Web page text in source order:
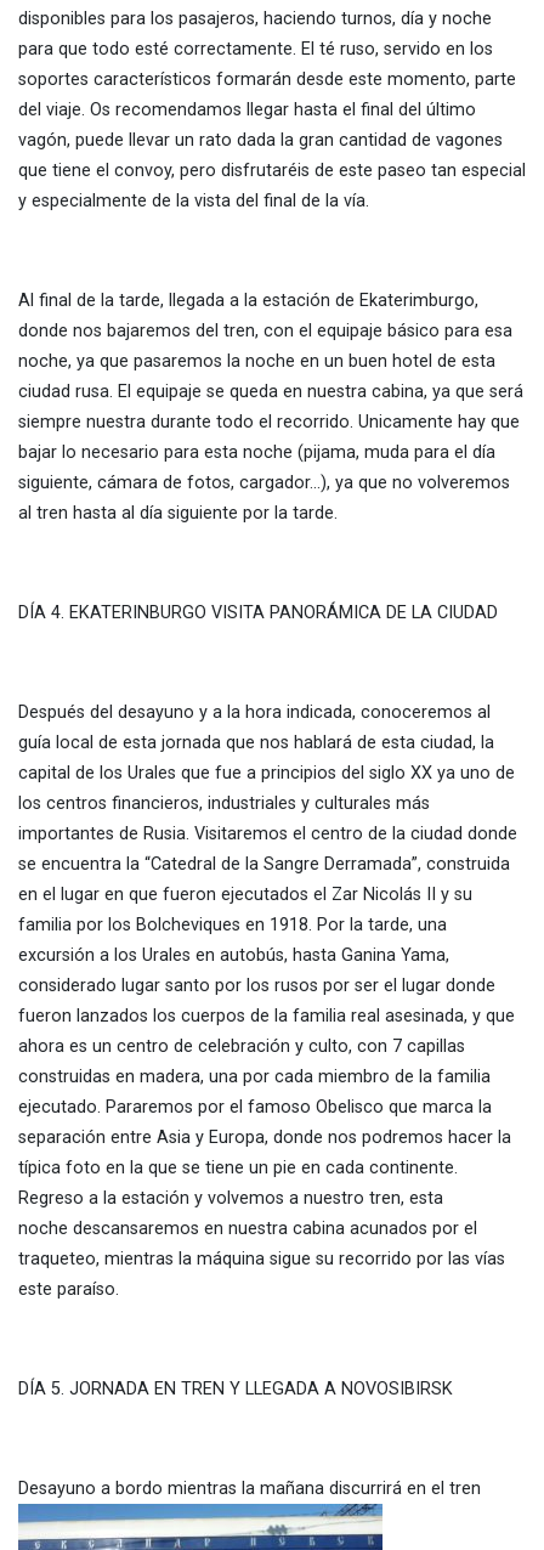
disponibles para los pasajeros, haciendo turnos, día y noche
para que todo esté correctamente. El té ruso, servido en los
soportes característicos formarán desde este momento, parte
del viaje. Os recomendamos llegar hasta el final del último
vagón, puede llevar un rato dada la gran cantidad de vagones
que tiene el convoy, pero disfrutaréis de este paseo tan especial
y especialmente de la vista del final de la vía.
Al final de la tarde, llegada a la estación de Ekaterimburgo,
donde nos bajaremos del tren, con el equipaje básico para esa
noche, ya que pasaremos la noche en un buen hotel de esta
ciudad rusa. El equipaje se queda en nuestra cabina, ya que será
siempre nuestra durante todo el recorrido. Unicamente hay que
bajar lo necesario para esta noche (pijama, muda para el día
siguiente, cámara de fotos, cargador…), ya que no volveremos
al tren hasta al día siguiente por la tarde.
DÍA 4. EKATERINBURGO VISITA PANORÁMICA DE LA CIUDAD
Después del desayuno y a la hora indicada, conoceremos al
guía local de esta jornada que nos hablará de esta ciudad, la
capital de los Urales que fue a principios del siglo XX ya uno de
los centros financieros, industriales y culturales más
importantes de Rusia. Visitaremos el centro de la ciudad donde
se encuentra la “Catedral de la Sangre Derramada”, construida
en el lugar en que fueron ejecutados el Zar Nicolás II y su
familia por los Bolcheviques en 1918. Por la tarde, una
excursión a los Urales en autobús, hasta Ganina Yama,
considerado lugar santo por los rusos por ser el lugar donde
fueron lanzados los cuerpos de la familia real asesinada, y que
ahora es un centro de celebración y culto, con 7 capillas
construidas en madera, una por cada miembro de la familia
ejecutado. Pararemos por el famoso Obelisco que marca la
separación entre Asia y Europa, donde nos podremos hacer la
típica foto en la que se tiene un pie en cada continente.
Regreso a la estación y volvemos a nuestro tren, esta
noche descansaremos en nuestra cabina acunados por el
traqueteo, mientras la máquina sigue su recorrido por las vías
este paraíso.
DÍA 5. JORNADA EN TREN Y LLEGADA A NOVOSIBIRSK
Desayuno a bordo mientras la mañana discurrirá en el tren